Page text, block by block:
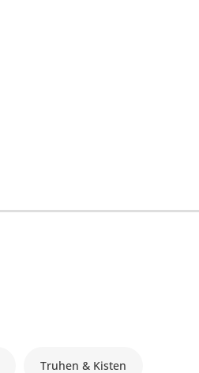
Truhen & Kisten